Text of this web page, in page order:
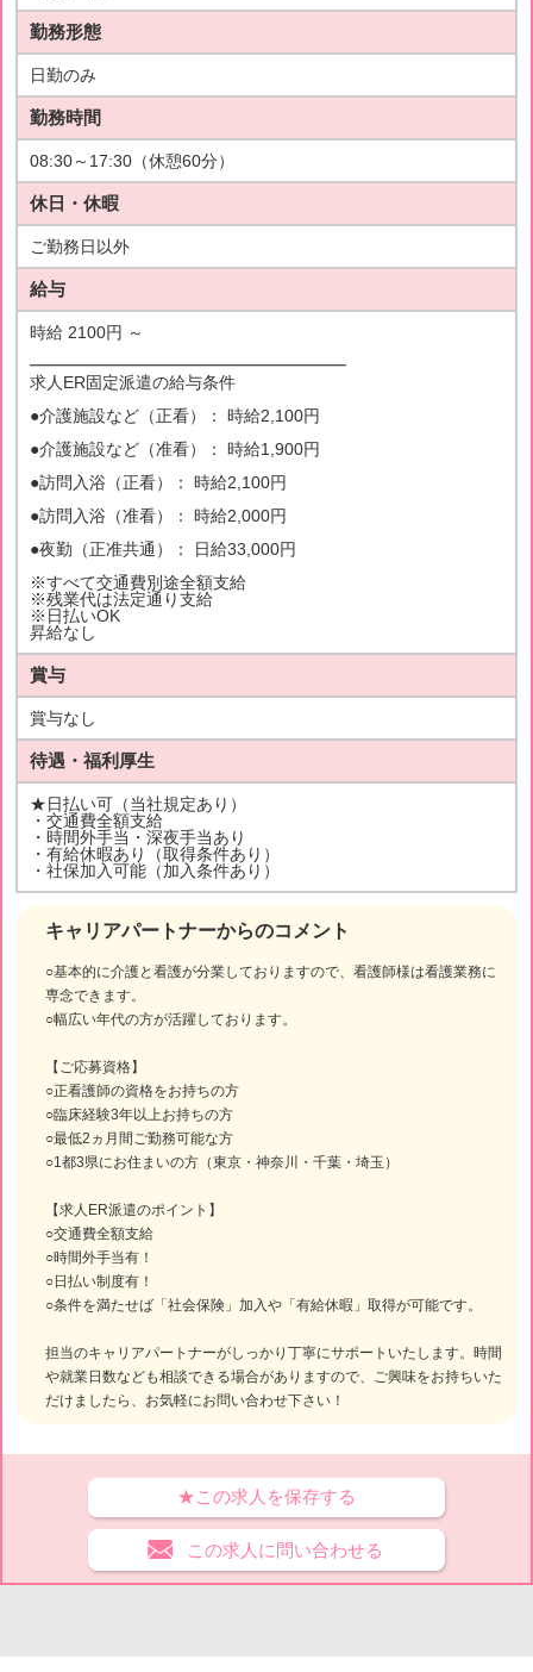
キャリアパートナーからのコメント
○基本的に介護と看護が分業しておりますので、看護師様は看護業務に
専念できます。
○幅広い年代の方が活躍しております。
【ご応募資格】
○正看護師の資格をお持ちの方
○臨床経験3年以上お持ちの方
○最低2ヵ月間ご勤務可能な方
○1都3県にお住まいの方（東京・神奈川・千葉・埼玉）
【求人ER派遣のポイント】
○交通費全額支給
○時間外手当有！
○日払い制度有！
○条件を満たせば「社会保険」加入や「有給休暇」取得が可能です。
担当のキャリアパートナーがしっかり丁寧にサポートいたします。時間
や就業日数なども相談できる場合がありますので、ご興味をお持ちいた
だけましたら、お気軽にお問い合わせ下さい！
勤務形態
日勤のみ
勤務時間
08:30～17:30（休憩60分）
休日・休暇
ご勤務日以外
給与
時給 2100円 ～
━━━━━━━━━━━━━━━━━━━
求人ER固定派遣の給与条件
●介護施設など（正看）： 時給2,100円
●介護施設など（准看）： 時給1,900円
●訪問入浴（正看）： 時給2,100円
●訪問入浴（准看）： 時給2,000円
●夜勤（正准共通）： 日給33,000円
※すべて交通費別途全額支給
※残業代は法定通り支給
※日払いOK
昇給なし
賞与
賞与なし
待遇・福利厚生
★日払い可（当社規定あり）
・交通費全額支給
・時間外手当・深夜手当あり
・有給休暇あり（取得条件あり）
・社保加入可能（加入条件あり）
★この求人を保存する
この求人に問い合わせる